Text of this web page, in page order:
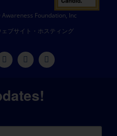
Foundation, Inc
ブサイト・ホスティング